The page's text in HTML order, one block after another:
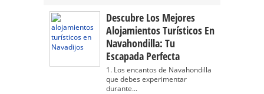
Descubre Los Mejores
Alojamientos Turísticos En
Navahondilla: Tu
Escapada Perfecta
1. Los encantos de Navahondilla
que debes experimentar
durante...